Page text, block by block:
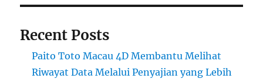
Recent Posts
Paito Toto Macau 4D Membantu Melihat
Riwayat Data Melalui Penyajian yang Lebih